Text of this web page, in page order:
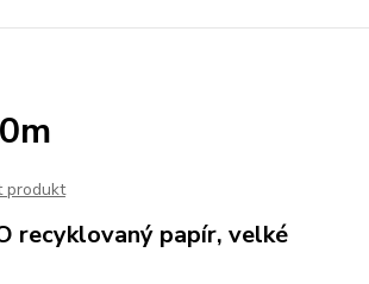
produkt
recyklovaný papír, velké